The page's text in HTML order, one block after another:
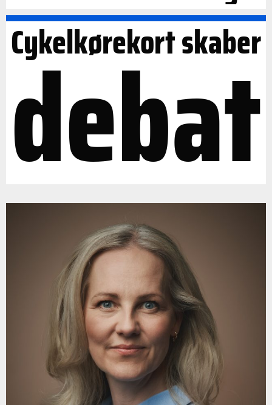
Cykelkørekort skaber
debat